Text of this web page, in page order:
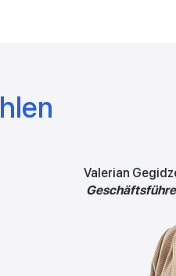
Valerian